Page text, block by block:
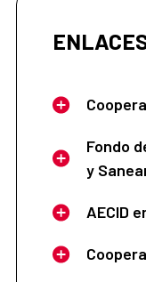
Fondo
y
AECID